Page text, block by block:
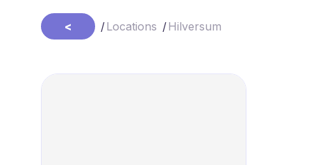
< /Locations /Hilversum